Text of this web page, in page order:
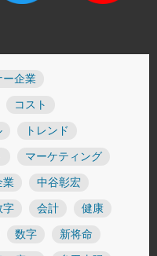
ー企業
コスト
トレンド
マーケティング
業 中谷彰宏
字 会計 健康
数字 新将命